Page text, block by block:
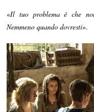
«Il tuo problema è che
Nemmeno quando dovresti».